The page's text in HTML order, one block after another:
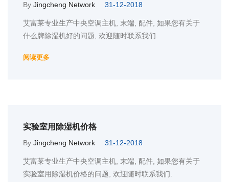
By Jingcheng Network 31-12-2018
艾富莱专业生产中央空调主机, 末端, 配件, 如果您有关于
什么牌除湿机好的问题, 欢迎随时联系我们.
阅读更多
实验室用除湿机价格
By Jingcheng Network 31-12-2018
艾富莱专业生产中央空调主机, 末端, 配件, 如果您有关于
实验室用除湿机价格的问题, 欢迎随时联系我们.